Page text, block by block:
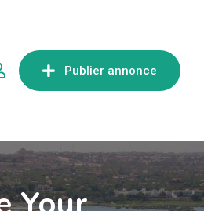
Publier annonce